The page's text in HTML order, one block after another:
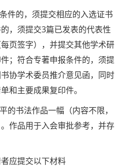
件的，须提交相应的入选证书
，须提交3篇已发表的代表性
页签字），并提交其他学术研
；符合专著申报条件的，须提
协学术委员推介意见函，同时
和主要成果复印件。
的书法作品一幅（内容不限，
作品用于入会审批参考，并存
者应提交以下材料